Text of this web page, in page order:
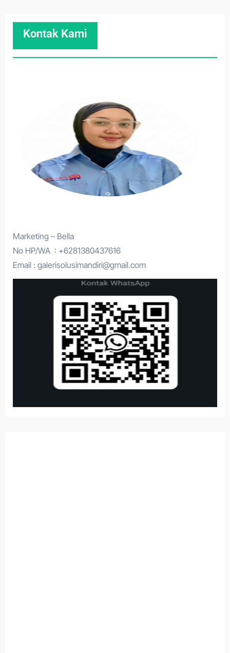
Kontak Kami
Marketing – Bella
No HP/WA : +6281380437616
Email : galerisolusimandiri@gmail.com